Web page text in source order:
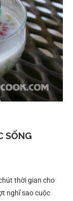
SỐNG
thời gian cho
nghĩ sao cuộc